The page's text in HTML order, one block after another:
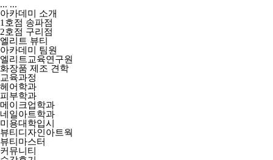
... ...
아카데미 소개
1호점 송파점
2호점 구리점
엘리트 뷰티
아카데미 팀원
엘리트교육연구원
화장품 제조 견학
교육과정
헤어학과
피부학과
메이크업학과
네일아트학과
미용대학입시
뷰티디자인아트웍
뷰티마스터
커뮤니티